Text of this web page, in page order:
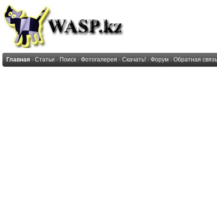
Главная · Статьи · Поиск · Фотогалерея · Скачать! · Форум · Обратная связь